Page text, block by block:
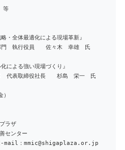
等
・全体最適化による現場革新』
執行役員 佐々木 幸雄 氏
による強い現場づくり』
表取締役社長 杉島 栄一 氏
ラザ
センター
：mmic@shigaplaza.or.jp